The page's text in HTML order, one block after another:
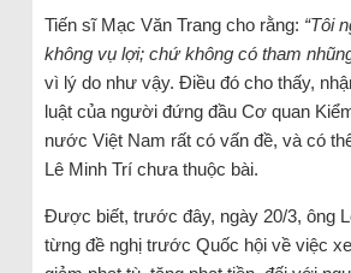
Tiến sĩ Mạc Văn Trang cho rằng: “Tôi
không vụ lợi; chứ không có tham nhũng
vì lý do như vậy. Điều đó cho thấy,
luật của người đứng đầu Cơ quan
nước Việt Nam rất có vấn đề, và có
Lê Minh Trí chưa thuộc bài.
Được biết, trước đây, ngày 20/3, ông
từng đề nghị trước Quốc hội về việc